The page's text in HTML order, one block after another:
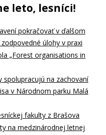
leto, lesníci!
pokračovať v ďalšom
úlohy v praxi
„Forest organisations in
spolupracujú na zachovaní
v Národnom parku Malá
fakulty z Brašova
na medzinárodnej letnej